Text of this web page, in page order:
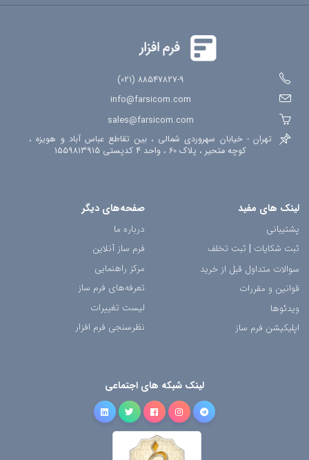
88547827-9 (021)
info@farsicom.com
sales@farsicom.com
تهران - خیابان سهروردی شمالی ، بین تقاطع عباس آباد و هویزه ،
کوچه متحیر ، پلاک 60 ، واحد 4 کدپستی 1559813915
لینک های مفید
پشتیبانی
ثبت شکایات | ثبت تخلف
سوالات متداول قبل از خرید
قوانین و مقررات
ویدئوها
اپلیکیشن فرم ساز
صفحه‌های دیگر
درباره ما
فرم ساز آنلاین
مرکز راهنمایی
تعرفه‌های فرم ساز
لیست تغییرات
نظرسنجی فرم افزار
لینک شبکه های اجتماعی